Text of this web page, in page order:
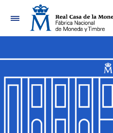
Navegación
Mostrar/Ocultar
Mostrar/Ocultar